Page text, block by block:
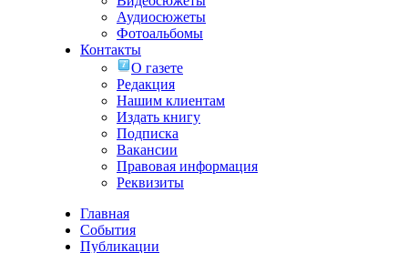
Аудиосюжеты
Фотоальбомы
Контакты
О газете
Редакция
Нашим клиентам
Издать книгу
Подписка
Вакансии
Правовая информация
Реквизиты
Главная
События
Публикации